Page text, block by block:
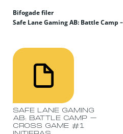
Bifogade filer
Safe Lane Gaming AB: Battle Camp
SAFE LANE GAMING
AB: BATTLE CAMP –
CROSS GAME #1